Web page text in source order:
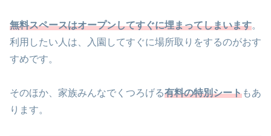
無料スペースはオープンしてすぐに埋まってしまいます。
利用したい人は、入園してすぐに場所取りをするのがおす
すめです。
そのほか、家族みんなでくつろげる有料の特別シートもあ
ります。